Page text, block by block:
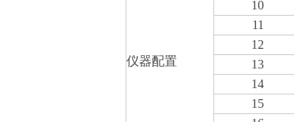
仪器配置
10
11
12
13
14
15